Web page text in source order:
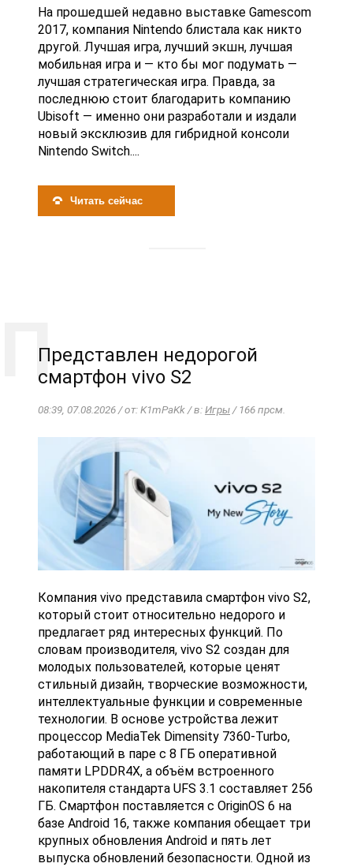
На прошедшей недавно выставке Gamescom
2017, компания Nintendo блистала как никто
другой. Лучшая игра, лучший экшн, лучшая
мобильная игра и — кто бы мог подумать —
лучшая стратегическая игра. Правда, за
последнюю стоит благодарить компанию
Ubisoft — именно они разработали и издали
новый эксклюзив для гибридной консоли
Nintendo Switch....
Читать сейчас
Представлен недорогой
смартфон vivo S2
08:39, 07.08.2026 / от: K1mPaKk / в:Игры/ 166 прсм.
Компания vivo представила смартфон vivo S2,
который стоит относительно недорого и
предлагает ряд интересных функций. По
словам производителя, vivo S2 создан для
молодых пользователей, которые ценят
стильный дизайн, творческие возможности,
интеллектуальные функции и современные
технологии. В основе устройства лежит
процессор MediaTek Dimensity 7360-Turbo,
работающий в паре с 8 ГБ оперативной
памяти LPDDR4X, а объём встроенного
накопителя стандарта UFS 3.1 составляет 256
ГБ. Смартфон поставляется с OriginOS 6 на
базе Android 16, также компания обещает три
крупных обновления Android и пять лет
выпуска обновлений безопасности. Одной из